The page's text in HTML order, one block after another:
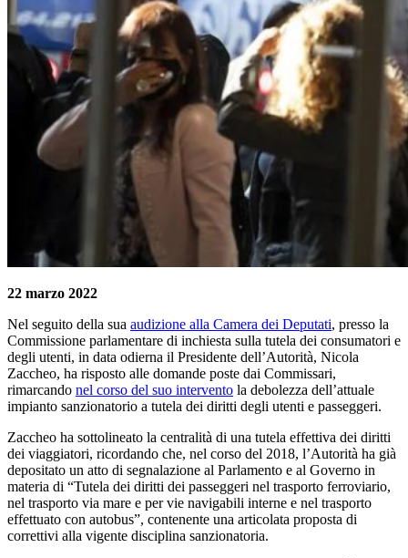
22 marzo 2022
Nel seguito della sua audizione alla Camera dei Deputati, presso la
Commissione parlamentare di inchiesta sulla tutela dei consumatori e
degli utenti, in data odierna il Presidente dell’Autorità, Nicola
Zaccheo, ha risposto alle domande poste dai Commissari,
rimarcando nel corso del suo intervento la debolezza dell’attuale
impianto sanzionatorio a tutela dei diritti degli utenti e passeggeri.
Zaccheo ha sottolineato la centralità di una tutela effettiva dei diritti
dei viaggiatori, ricordando che, nel corso del 2018, l’Autorità ha già
depositato un atto di segnalazione al Parlamento e al Governo in
materia di “Tutela dei diritti dei passeggeri nel trasporto ferroviario,
nel trasporto via mare e per vie navigabili interne e nel trasporto
effettuato con autobus”, contenente una articolata proposta di
correttivi alla vigente disciplina sanzionatoria.